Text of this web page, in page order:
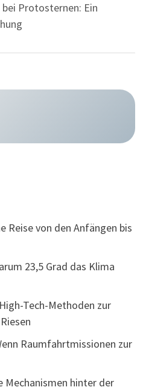
Protosternen: Ein
Reise von den Anfängen bis
23,5 Grad das Klima
Tech-Methoden zur
Raumfahrtmissionen zur
Mechanismen hinter der